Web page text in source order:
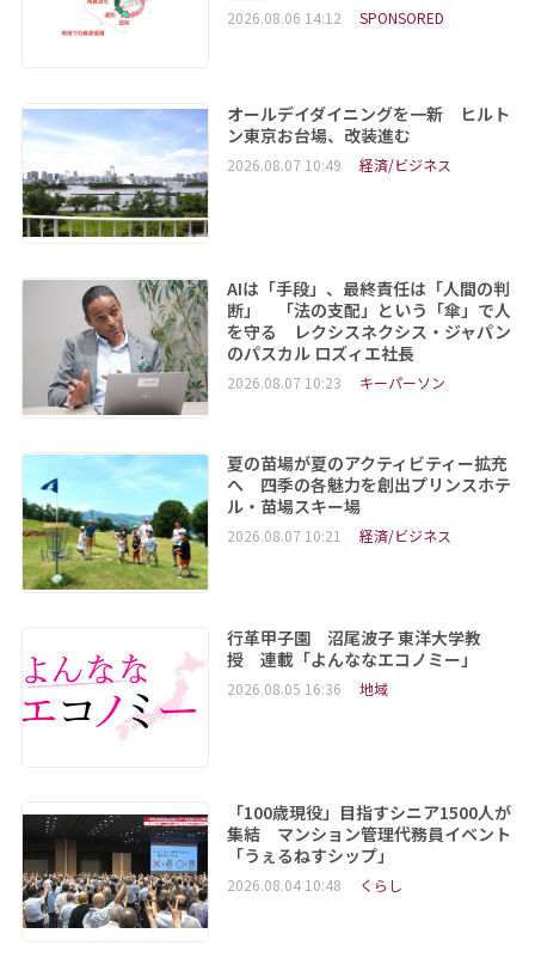
2026.08.06 14:12 SPONSORED
オールデイダイニングを一新 ヒルト
ン東京お台場、改装進む
2026.08.07 10:49 経済/ビジネス
AIは「手段」、最終責任は「人間の判
断」 「法の支配」という「傘」で人
を守る レクシスネクシス・ジャパン
のパスカル ロズィエ社長
2026.08.07 10:23 キーパーソン
夏の苗場が夏のアクティビティー拡充
へ 四季の各魅力を創出プリンスホテ
ル・苗場スキー場
2026.08.07 10:21 経済/ビジネス
行革甲子園 沼尾波子 東洋大学教
授 連載「よんななエコノミー」
2026.08.05 16:36 地域
「100歳現役」目指すシニア1500人が
集結 マンション管理代務員イベント
「うぇるねすシップ」
2026.08.04 10:48 くらし